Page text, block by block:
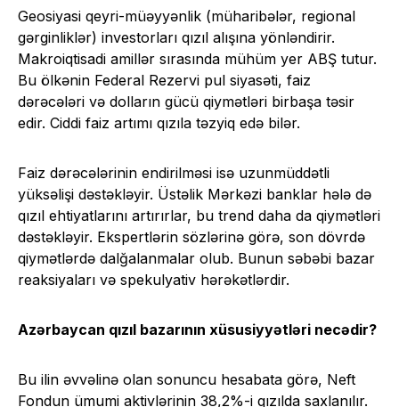
Geosiyasi qeyri-müəyyənlik (müharibələr, regional
gərginliklər) investorları qızıl alışına yönləndirir.
Makroiqtisadi amillər sırasında mühüm yer ABŞ tutur.
Bu ölkənin Federal Rezervi pul siyasəti, faiz
dərəcələri və dolların gücü qiymətləri birbaşa təsir
edir. Ciddi faiz artımı qızıla təzyiq edə bilər.
Faiz dərəcələrinin endirilməsi isə uzunmüddətli
yüksəlişi dəstəkləyir. Üstəlik Mərkəzi banklar hələ də
qızıl ehtiyatlarını artırırlar, bu trend daha da qiymətləri
dəstəkləyir. Ekspertlərin sözlərinə görə, son dövrdə
qiymətlərdə dalğalanmalar olub. Bunun səbəbi bazar
reaksiyaları və spekulyativ hərəkətlərdir.
Azərbaycan qızıl bazarının xüsusiyyətləri necədir?
Bu ilin əvvəlinə olan sonuncu hesabata görə, Neft
Fondun ümumi aktivlərinin 38,2%-i qızılda saxlanılır.